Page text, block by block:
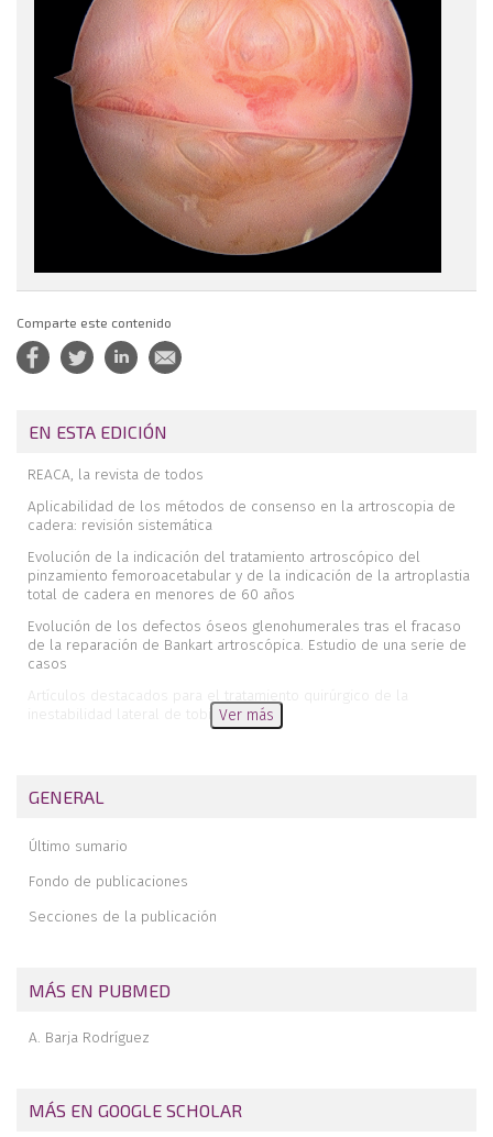
Comparte este contenido
EN ESTA EDICIÓN
REACA, la revista de todos
Aplicabilidad de los métodos de consenso en la artroscopia de
cadera: revisión sistemática
Evolución de la indicación del tratamiento artroscópico del
pinzamiento femoroacetabular y de la indicación de la artroplastia
total de cadera en menores de 60 años
Evolución de los defectos óseos glenohumerales tras el fracaso
de la reparación de Bankart artroscópica. Estudio de una serie de
casos
Artículos destacados para el tratamiento quirúrgico de la
inestabilidad lateral de tobillo
Tratamiento artroscópico de un osteocondroma femoral como
La artrofibrosis mirándose al espejo
Ver más
GENERAL
Último sumario
Fondo de publicaciones
Secciones de la publicación
MÁS EN PUBMED
A. Barja Rodríguez
MÁS EN GOOGLE SCHOLAR